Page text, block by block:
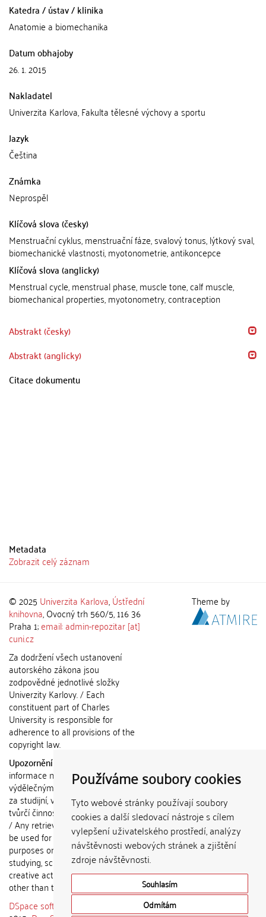
Používáme soubory cookies
Tyto webové stránky používají soubory
cookies a další sledovací nástroje s cílem
vylepšení uživatelského prostředí, analýzy
návštěvnosti webových stránek a zjištění
zdroje návštěvnosti.
Souhlasím
Odmítám
Katedra / ústav / klinika
Anatomie a biomechanika
Datum obhajoby
26. 1. 2015
Nakladatel
Univerzita Karlova, Fakulta tělesné výchovy a sportu
Jazyk
Čeština
Známka
Neprospěl
Klíčová slova (česky)
Menstruační cyklus, menstruační fáze, svalový tonus, lýtkový sval,
biomechanické vlastnosti, myotonometrie, antikoncepce
Klíčová slova (anglicky)
Menstrual cycle, menstrual phase, muscle tone, calf muscle,
biomechanical properties, myotonometry, contraception
Abstrakt (česky)
Abstrakt (anglicky)
Citace dokumentu
Metadata
Zobrazit celý záznam
© 2025 Univerzita Karlova,Ústřední
knihovna, Ovocný trh 560/5, 116 36
Praha 1;email: admin-repozitar [at]
cuni.cz
Za dodržení všech ustanovení
autorského zákona jsou
zodpovědné jednotlivé složky
Univerzity Karlovy. / Each
constituent part of Charles
University is responsible for
adherence to all provisions of the
copyright law.
Upozornění / Notice:
informace nemohou být použity k
výdělečným účelům nebo vydávány
za studijní, vědeckou nebo jinou
tvůrčí činnost jiné osoby než autora.
/ Any retrieved information shall not
be used for any commercial
purposes or claimed as results of
studying, scientific or any other
creative activities of any person
other than the author.
DSpace software
copyright © 2002-
Theme by